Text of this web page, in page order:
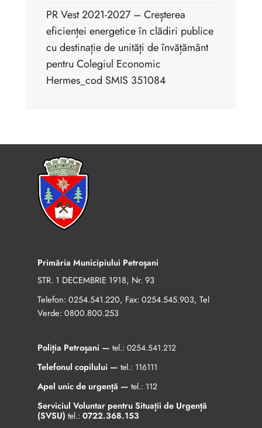
PR Vest 2021-2027 – Creșterea
eficienței energetice în clădiri publice
cu destinație de unități de învățământ
pentru Colegiul Economic
Hermes_cod SMIS 351084
Primăria Municipiului Petroșani
STR. 1 DECEMBRIE 1918, Nr. 93
Telefon: 0254.541.220, Fax: 0254.545.903, Tel
Verde: 0800.800.253
Poliția Petroșani — tel.: 0254.541.212
Telefonul copilului — tel.: 116111
Apel unic de urgență — tel.: 112
Serviciul Voluntar pentru Situații de Urgență
(SVSU) tel.: 0722.368.153